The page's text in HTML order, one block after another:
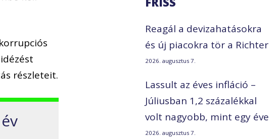
részleteit.
Reagál a devizahatásokra
és új piacokra tör a Richter
2026. augusztus 7.
Lassult az éves infláció –
Júliusban 1,2 százalékkal
volt nagyobb, mint egy éve
2026. augusztus 7.